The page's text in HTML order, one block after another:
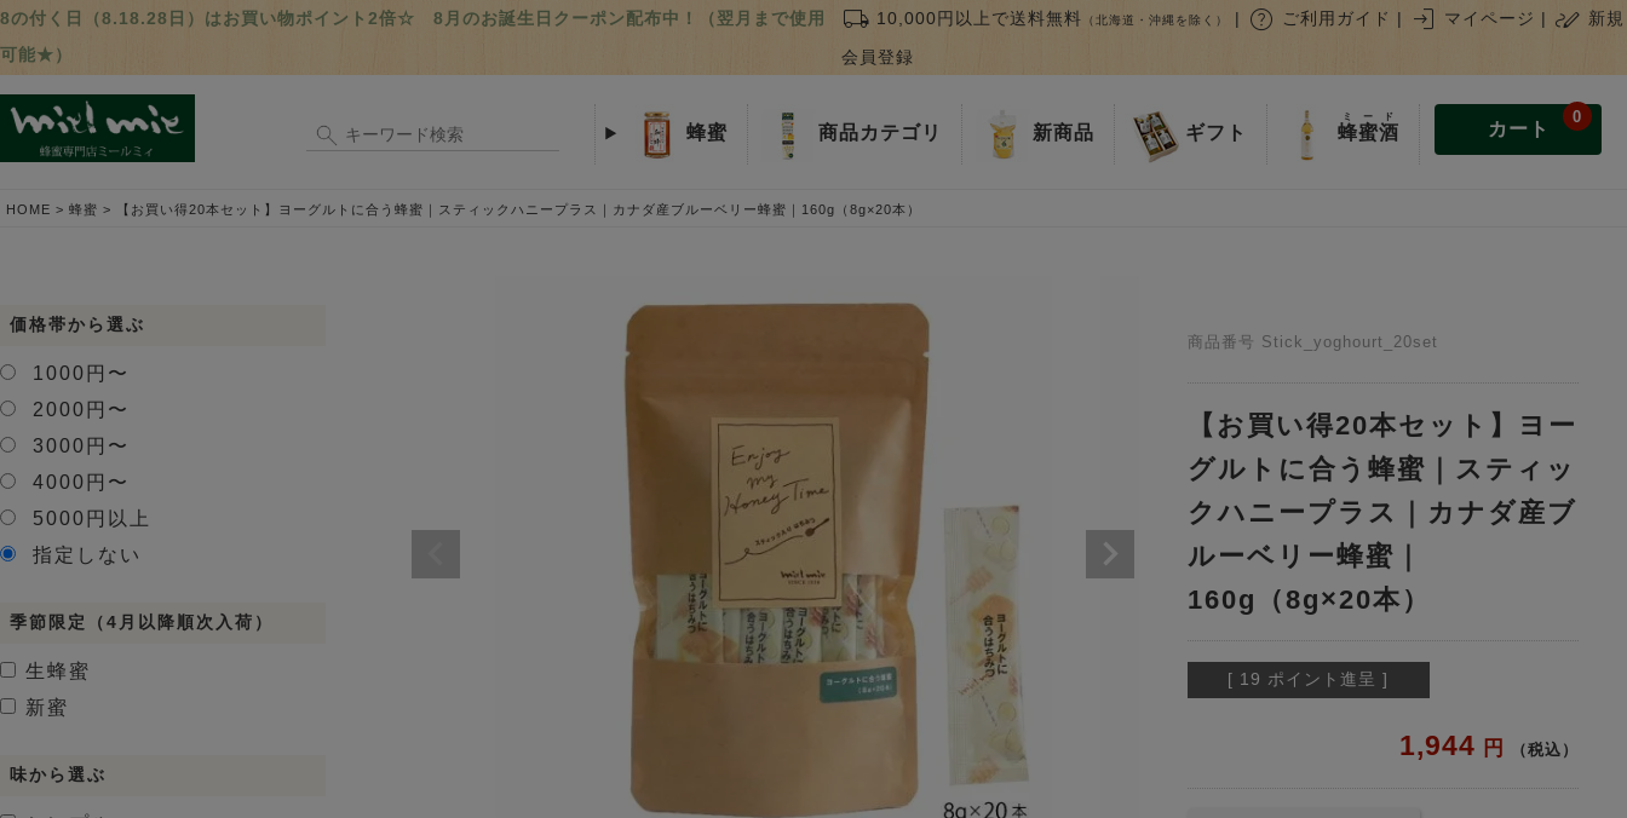
8の付く日（8.18.28日）はお買い物ポイント2倍☆ 8月のお誕生日クーポン配布中！（翌月まで使用
可能★）
local_shipping 10,000円以上で送料無料 （北海道・沖縄を除く） | help ご利用ガイド | login マイページ | stylus_note 新規
会員登録
蜂蜜 商品カテゴリ 新商品 ギフト 蜂蜜酒
ミード
カート
0
HOME 蜂蜜 【お買い得20本セット】ヨーグルトに合う蜂蜜｜スティックハニープラス｜カナダ産ブルーベリー蜂蜜｜160g（8g×20本）
商品番号 Stick_yoghourt_20set
【お買い得20本セット】ヨー
グルトに合う蜂蜜｜スティッ
クハニープラス｜カナダ産ブ
ルーベリー蜂蜜｜
160g（8g×20本）
[ 19 ポイント進呈 ]
1,944 税込
価格帯から選ぶ
1000円〜
2000円〜
3000円〜
4000円〜
5000円以上
指定しない
季節限定（4月以降順次入荷）
生蜂蜜
新蜜
味から選ぶ